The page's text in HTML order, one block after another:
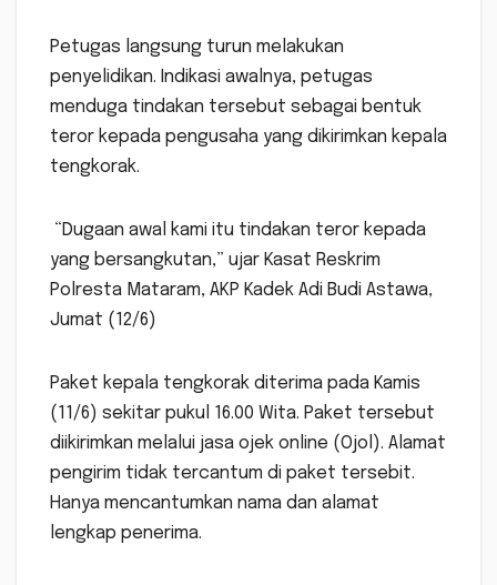
Petugas langsung turun melakukan
penyelidikan. Indikasi awalnya, petugas
menduga tindakan tersebut sebagai bentuk
teror kepada pengusaha yang dikirimkan kepala
tengkorak.
“Dugaan awal kami itu tindakan teror kepada
yang bersangkutan,” ujar Kasat Reskrim
Polresta Mataram, AKP Kadek Adi Budi Astawa,
Jumat (12/6)
Paket kepala tengkorak diterima pada Kamis
(11/6) sekitar pukul 16.00 Wita. Paket tersebut
diikirimkan melalui jasa ojek online (Ojol). Alamat
pengirim tidak tercantum di paket tersebit.
Hanya mencantumkan nama dan alamat
lengkap penerima.